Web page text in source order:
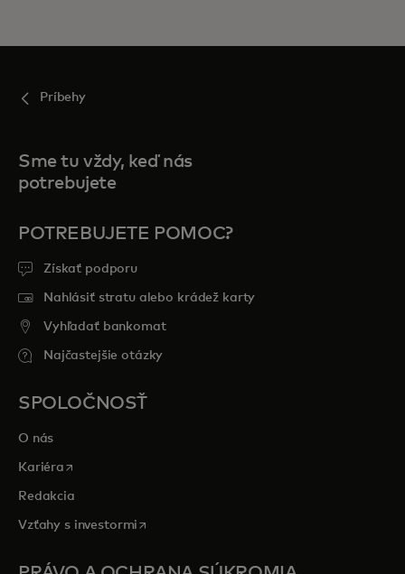
Príbehy
Sme tu vždy, keď nás
potrebujete
POTREBUJETE POMOC?
Získať podporu
Nahlásiť stratu alebo krádež karty
Vyhľadať bankomat
Najčastejšie otázky
SPOLOČNOSŤ
O nás
Kariéra opens in a new tab
Redakcia
Vzťahy s investormi opens in a new tab